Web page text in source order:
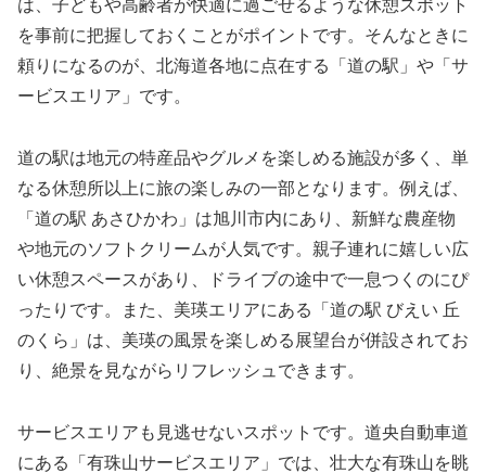
は、子どもや高齢者が快適に過ごせるような休憩スポット
を事前に把握しておくことがポイントです。そんなときに
頼りになるのが、北海道各地に点在する「道の駅」や「サ
ービスエリア」です。
道の駅は地元の特産品やグルメを楽しめる施設が多く、単
なる休憩所以上に旅の楽しみの一部となります。例えば、
「道の駅 あさひかわ」は旭川市内にあり、新鮮な農産物
や地元のソフトクリームが人気です。親子連れに嬉しい広
い休憩スペースがあり、ドライブの途中で一息つくのにぴ
ったりです。また、美瑛エリアにある「道の駅 びえい 丘
のくら」は、美瑛の風景を楽しめる展望台が併設されてお
り、絶景を見ながらリフレッシュできます。
サービスエリアも見逃せないスポットです。道央自動車道
にある「有珠山サービスエリア」では、壮大な有珠山を眺